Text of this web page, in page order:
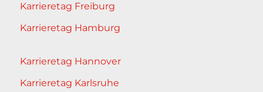
Karrieretag Freiburg
Karrieretag Hamburg
Karrieretag Hannover
Karrieretag Karlsruhe